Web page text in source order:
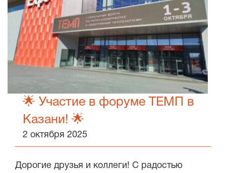
🌟 Участие в форуме ТЕМП в
Казани! 🌟
2 октября 2025
Дорогие друзья и коллеги! С радостью